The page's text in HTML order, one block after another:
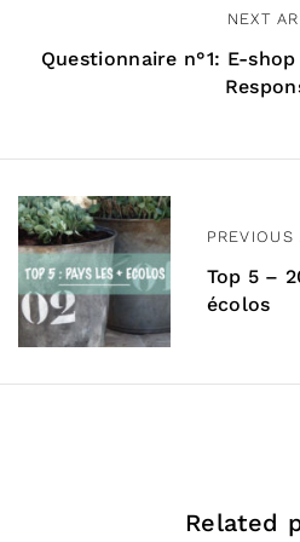
a
t
i
PREVIOUS
Top 5 –
écolos
NEXT
Questionnaire n°1: E-
Related